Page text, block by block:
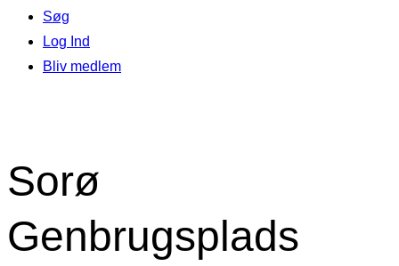
Søg
Log Ind
Bliv medlem
Sorø
Genbrugsplads